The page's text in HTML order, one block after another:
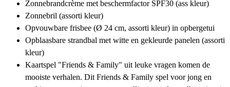
Zonnebrandcrème met beschermfactor SPF30 (ass kleur)
Zonnebril (assorti kleur)
Opvouwbare frisbee (Ø 24 cm, assorti kleur) in opbergetui
Opblaasbare strandbal met witte en gekleurde panelen (assorti
kleur)
Kaartspel "Friends & Family" uit leuke vragen komen de
mooiste verhalen. Dit Friends & Family spel voor jong en